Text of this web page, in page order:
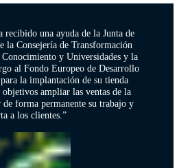
recibido una ayuda de la Junta de
la Consejería de Transformación
y Universidades y la
al Fondo Europeo de Desarrollo
la implantación de su tienda
ampliar las ventas de la
forma permanente su trabajo y
a los clientes.”